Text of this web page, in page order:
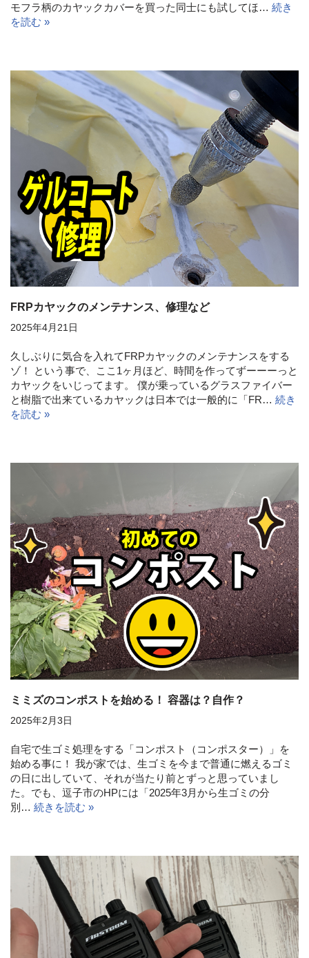
モフラ柄のカヤックカバーを買った同士にも試してほ… 続き
を読む »
FRPカヤックのメンテナンス、修理など
2025年4月21日
久しぶりに気合を入れてFRPカヤックのメンテナンスをする
ゾ！ という事で、ここ1ヶ月ほど、時間を作ってずーーーっと
カヤックをいじってます。 僕が乗っているグラスファイバー
と樹脂で出来ているカヤックは日本では一般的に「FR… 続き
を読む »
ミミズのコンポストを始める！ 容器は？自作？
2025年2月3日
自宅で生ゴミ処理をする「コンポスト（コンポスター）」を
始める事に！ 我が家では、生ゴミを今まで普通に燃えるゴミ
の日に出していて、それが当たり前とずっと思っていまし
た。でも、逗子市のHPには「2025年3月から生ゴミの分
別… 続きを読む »